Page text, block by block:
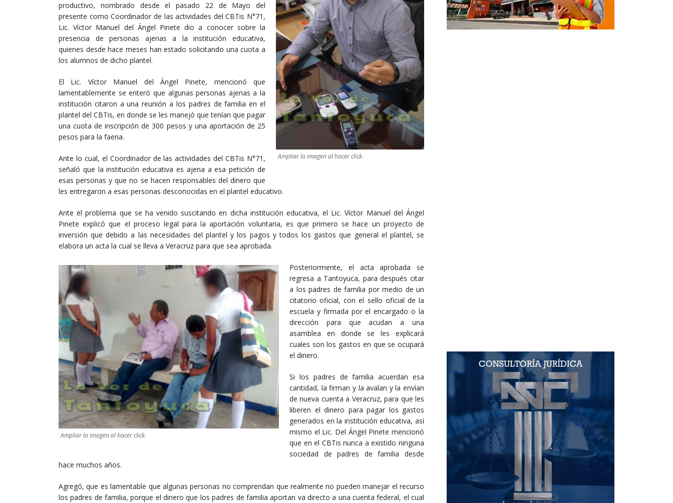
Ampliar la imagen al hacer click.
productivo, nombrado desde el pasado 22 de Mayo del
presente como Coordinador de las actividades del CBTis N°71,
Lic. Víctor Manuel del Ángel Pinete dio a conocer sobre la
presencia de personas ajenas a la institución educativa,
quienes desde hace meses han estado solicitando una cuota a
los alumnos de dicho plantel.
El Lic. Víctor Manuel del Ángel Pinete, mencionó que
lamentablemente se enteró que algunas personas ajenas a la
institución citaron a una reunión a los padres de familia en el
plantel del CBTis, en donde se les manejó que tenían que pagar
una cuota de inscripción de 300 pesos y una aportación de 25
pesos para la faena.
Ante lo cual, el Coordinador de las actividades del CBTis N°71,
señaló que la institución educativa es ajena a esa petición de
esas personas y que no se hacen responsables del dinero que
les entregaron a esas personas desconocidas en el plantel educativo.
Ante el problema que se ha venido suscitando en dicha institución educativa, el Lic. Víctor Manuel del Ángel
Pinete explicó que el proceso legal para la aportación voluntaria, es que primero se hace un proyecto de
inversión que debido a las necesidades del plantel y los pagos y todos los gastos que general el plantel, se
elabora un acta la cual se lleva a Veracruz para que sea aprobada.
Ampliar la imagen al hacer click.
Posteriormente, el acta aprobada se
regresa a Tantoyuca, para después citar
a los padres de familia por medio de un
citatorio oficial, con el sello oficial de la
escuela y firmada por el encargado o la
dirección para que acudan a una
asamblea en donde se les explicará
cuales son los gastos en que se ocupará
el dinero.
Si los padres de familia acuerdan esa
cantidad, la firman y la avalan y la envían
de nueva cuenta a Veracruz, para que les
liberen el dinero para pagar los gastos
generados en la institución educativa, así
mismo el Lic. Del Ángel Pinete mencionó
que en el CBTis nunca a existido ninguna
sociedad de padres de familia desde
hace muchos años.
Agregó, que es lamentable que algunas personas no comprendan que realmente no pueden manejar el recurso
los padres de familia, porque el dinero que los padres de familia aportan va directo a una cuenta federal, el cual